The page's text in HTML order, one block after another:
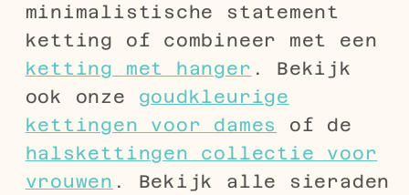
minimalistische statement
ketting of combineer met een
ketting met hanger . Bekijk
ook onze goudkleurige
kettingen voor dames
of de
halskettingen collectie voor
vrouwen . Bekijk alle sieraden